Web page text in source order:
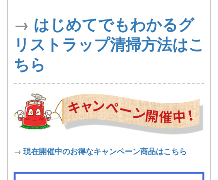
→ はじめてでもわかるグ
リストラップ清掃方法はこ
ちら
→ 現在開催中のお得なキャンペーン商品はこちら